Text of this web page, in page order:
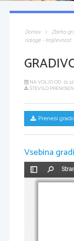
Domov Zbirka
naloge - književnost
NA VOLJO OD:
ŠTEVILO
Prenesi
Vsebina
Preklopi
stransko